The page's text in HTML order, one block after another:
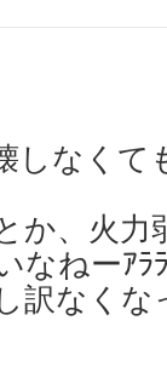
しなくて
か、火
なねーｱﾗ
訳なくな